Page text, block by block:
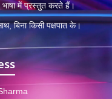
में प्रस्तुत करते हैं।
बिना किसी पक्षपात के।